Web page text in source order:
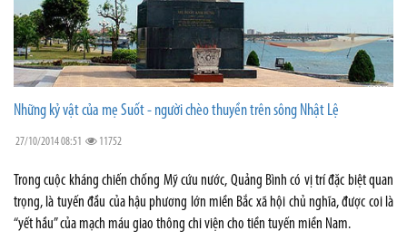
Những kỷ vật của mẹ Suốt - người chèo thuyền trên sông Nhật Lệ
27/10/2014 08:51 11752
Trong cuộc kháng chiến chống Mỹ cứu nước, Quảng Bình có vị trí đặc biệt quan
trọng, là tuyến đầu của hậu phương lớn miền Bắc xã hội chủ nghĩa, được coi là
“yết hầu” của mạch máu giao thông chi viện cho tiền tuyến miền Nam.